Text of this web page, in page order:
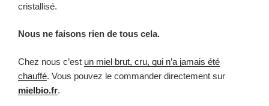
cristallisé.
Nous ne faisons rien de tous cela.
Chez nous c’est un miel brut, cru, qui n’a jamais été
chauffé. Vous pouvez le commander directement sur
mielbio.fr.